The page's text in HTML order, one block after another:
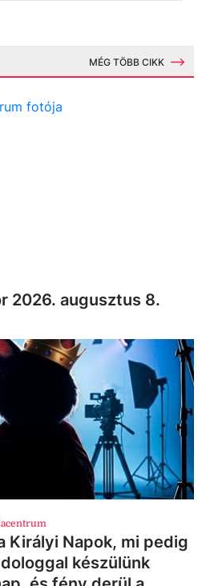
MÉG TÖBB CIKK
2026. augusztus 8.
Királyi Napok, mi pedig
készülünk